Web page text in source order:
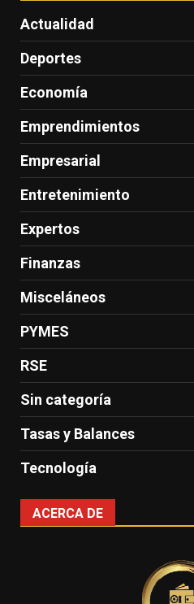
Actualidad
Deportes
Economía
Emprendimientos
Empresarial
Entretenimiento
Expertos
Finanzas
Misceláneos
PYMES
RSE
Sin categoría
Tasas y Balances
Tecnología
ACERCA DE